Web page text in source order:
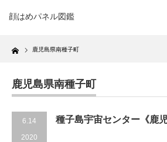
顔はめパネル図鑑
Home 鹿児島県南種子町
鹿児島県南種子町
6.14
2020
種子島宇宙センター《鹿